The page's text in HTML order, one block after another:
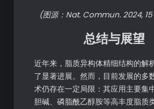
(图源：Nat. Commun. 2024,
总结与展望
近年来，脂质异构体精细结构的解
了显著进展。然而，目前发展的多
术仍存在一定局限：其应用主要集
胆碱、磷脂酰乙醇胺等高丰度脂质